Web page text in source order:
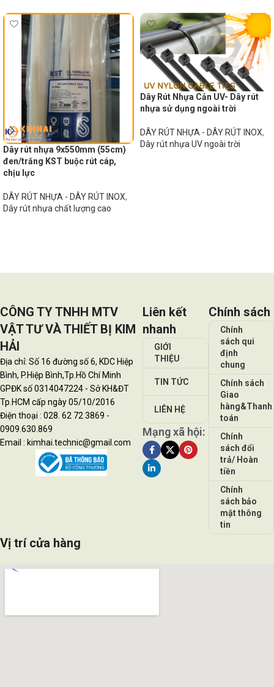
Dây rút nhựa 9x550mm (55cm)
đen/trắng KST buộc rút cáp,
chịu lực
DÂY RÚT NHỰA - DÂY RÚT INOX,
Dây rút nhựa chất lượng cao
Dây Rút Nhựa Cản UV- Dây rút
nhựa sử dụng ngoài trời
DÂY RÚT NHỰA - DÂY RÚT INOX,
Dây rút nhựa UV ngoài trời
CÔNG TY TNHH MTV
VẬT TƯ VÀ THIẾT BỊ KIM
HẢI
Địa chỉ: Số 16 đường số 6, KDC Hiệp
Bình, P.Hiệp Bình,Tp.Hồ Chí Minh
GPĐK số 0314047224 - Sở KH&ĐT
Tp.HCM cấp ngày 05/10/2016
Điện thoại : 028. 62 72 3869 -
0909.630.869
Email : kimhai.technic@gmail.com
Liên kết
nhanh
GIỚI
THIỆU
TIN TỨC
LIÊN HỆ
Mạng xã hội:
Chính sách
Chính
sách qui
định
chung
Chính sách
Giao
hàng&Thanh
toán
Chính
sách đổi
trả/ Hoàn
tiền
Chính
sách bảo
mật thông
tin
Vị trí cửa hàng